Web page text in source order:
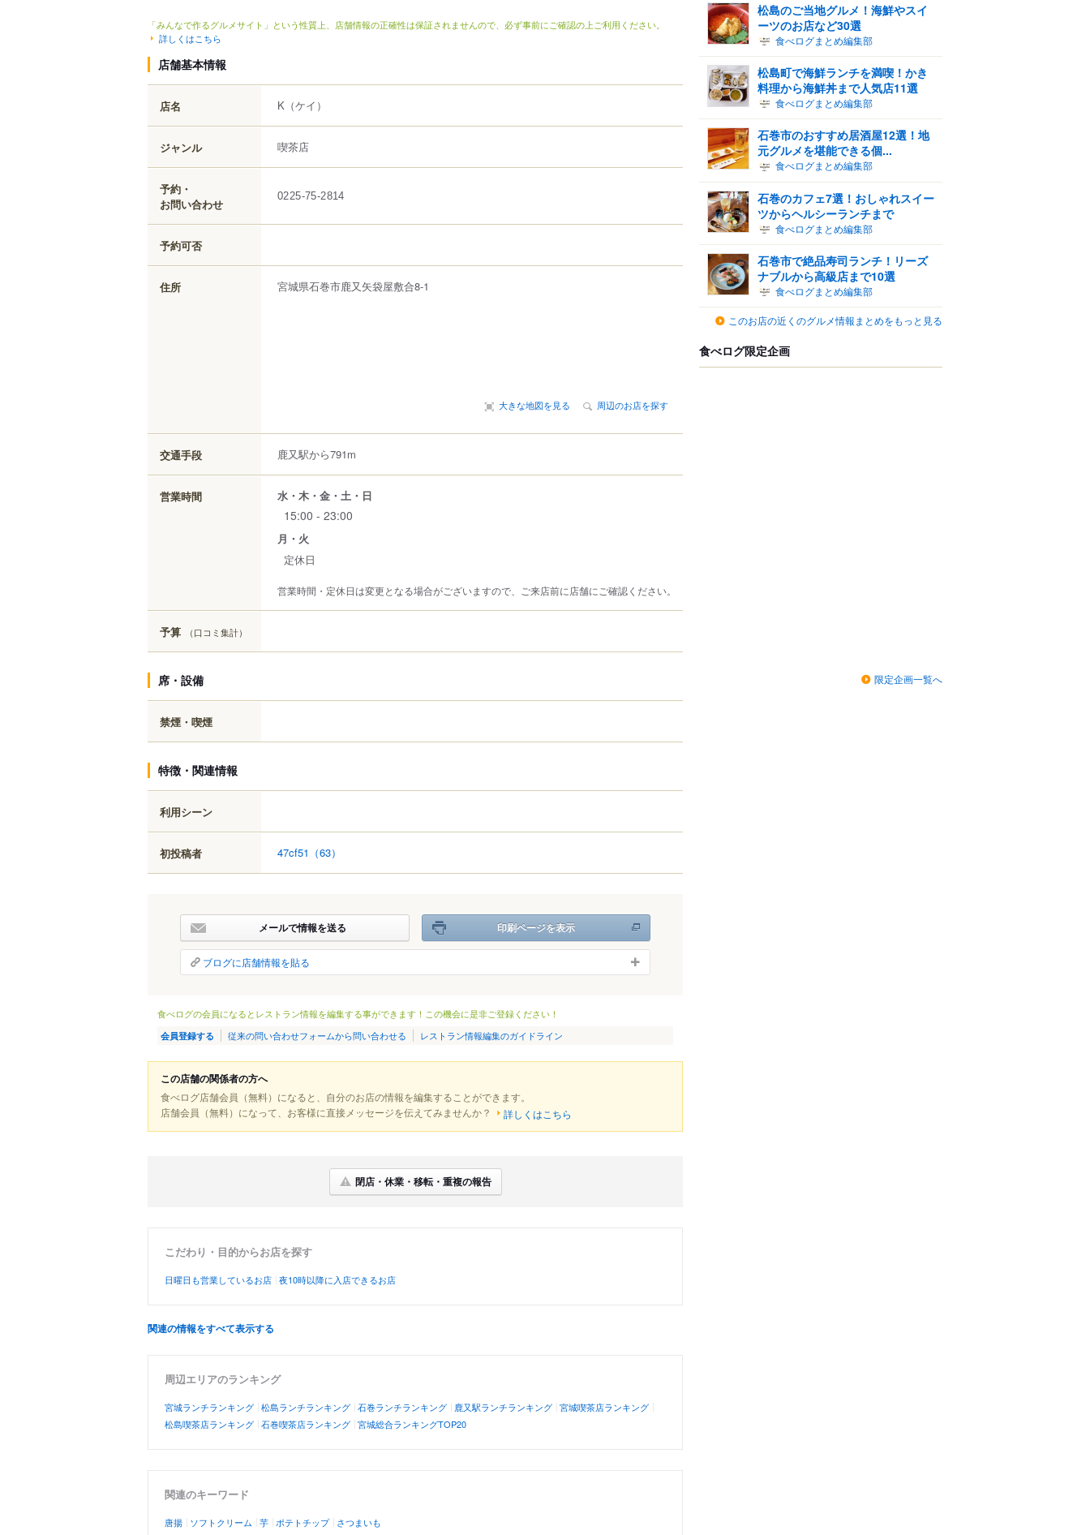
「みんなで作るグルメサイト」という性質上、店舗情報の正確性は保証されませんので、必ず事前にご確認の上ご利用ください。
詳しくはこちら
店舗基本情報
店名 K （ケイ）
ジャンル 喫茶店
予約・
お問い合わせ
0225-75-2814
予約可否
住所 宮城県石巻市鹿又 矢袋屋敷合8-1
大きな地図を見る 周辺のお店を探す
交通手段 鹿又駅から791m
営業時間 水・木・金・土・日
15:00 - 23:00
月・火
定休日
営業時間・定休日は変更となる場合がございますので、ご来店前に店舗にご確認ください。
予算 （口コミ集計）
席・設備
禁煙・喫煙
特徴・関連情報
利用シーン
初投稿者 47cf51 （63）
メールで情報を送る 印刷ページを表示
ブログに店舗情報を貼る
食べログの会員になるとレストラン情報を編集する事ができます！この機会に是非ご登録ください！
会員登録する 従来の問い合わせフォームから問い合わせる レストラン情報編集のガイドライン
この店舗の関係者の方へ
食べログ店舗会員（無料）になると、自分のお店の情報を編集することができます。
店舗会員（無料）になって、お客様に直接メッセージを伝えてみませんか？
詳しくはこちら
閉店・休業・移転・重複の報告
こだわり・目的からお店を探す
日曜日も営業しているお店 夜10時以降に入店できるお店
関連の情報をすべて表示する
周辺エリアのランキング
宮城ランチランキング 松島ランチランキング 石巻ランチランキング 鹿又駅ランチランキング 宮城喫茶店ランキング
松島喫茶店ランキング 石巻喫茶店ランキング 宮城総合ランキングTOP20
関連のキーワード
唐揚 ソフトクリーム 芋 ポテトチップ さつまいも
松島のご当地グルメ！海鮮やスイ
ーツのお店など30選
食べログまとめ編集部
松島町で海鮮ランチを満喫！かき
料理から海鮮丼まで人気店11選
食べログまとめ編集部
石巻市のおすすめ居酒屋12選！地
元グルメを堪能できる個...
食べログまとめ編集部
石巻のカフェ7選！おしゃれスイー
ツからヘルシーランチまで
食べログまとめ編集部
石巻市で絶品寿司ランチ！リーズ
ナブルから高級店まで10選
食べログまとめ編集部
このお店の近くのグルメ情報まとめをもっと見る
食べログ限定企画
限定企画一覧へ